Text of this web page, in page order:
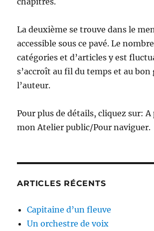
La deuxième se trouve dans le
accessible sous ce pavé. Le
catégories et d’articles y est
s’accroît au fil du temps et au bon
l’auteur.
Pour plus de détails, cliquez sur: A
mon Atelier public/Pour naviguer.
ARTICLES RÉCENTS
Capitaine d’un fleuve
Un orchestre de voix